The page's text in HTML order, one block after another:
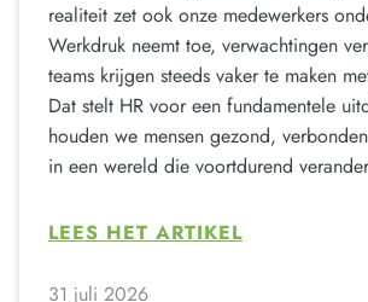
realiteit zet ook onze medewerkers
Werkdruk neemt toe, verwachtingen
teams krijgen steeds vaker te maken
Dat stelt HR voor een fundamentele
houden we mensen gezond,
in een wereld die voortdurend
LEES HET ARTIKEL
31 juli 2026